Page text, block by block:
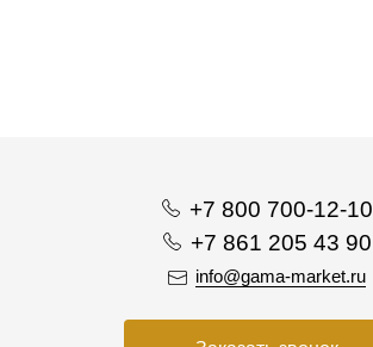
+7 800 700-12-10
+7 861 205 43 90
info@gama-market.ru